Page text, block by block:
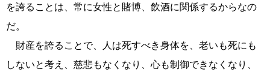
を誇ることは、常に女性と賭博、飲酒に関係するからなの
だ。
財産を誇ることで、人は死すべき身体を、老いも死にも
しないと考え、慈悲もなくなり、心も制御できなくなり、